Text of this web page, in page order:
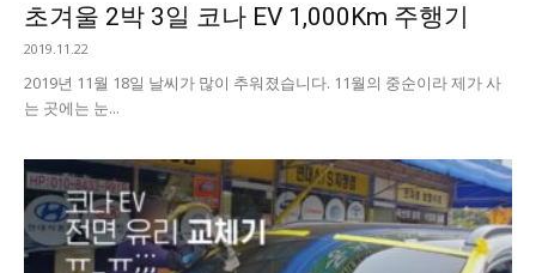
초겨울 2박 3일 코나 EV 1,000Km 주행기
2019.11.22
2019년 11월 18일 날씨가 많이 추워졌습니다. 11월의 중순이라 제가 사
는 곳에는 눈...